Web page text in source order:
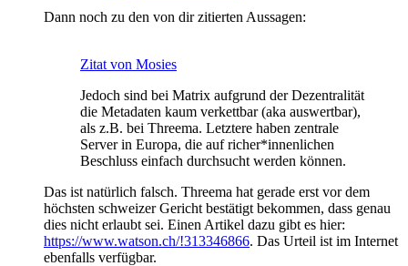
Dann noch zu den von dir zitierten Aussagen:
Zitat von Mosies
Jedoch sind bei Matrix aufgrund der Dezentralität
die Metadaten kaum verkettbar (aka auswertbar),
als z.B. bei Threema. Letztere haben zentrale
Server in Europa, die auf richer*innenlichen
Beschluss einfach durchsucht werden können.
Das ist natürlich falsch. Threema hat gerade erst vor dem
höchsten schweizer Gericht bestätigt bekommen, dass genau
dies nicht erlaubt sei. Einen Artikel dazu gibt es hier:
https://www.watson.ch/!313346866. Das Urteil ist im Internet
ebenfalls verfügbar.